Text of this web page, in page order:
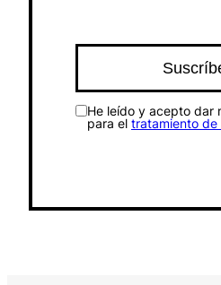
He leído y acepto dar
para el tratamiento de